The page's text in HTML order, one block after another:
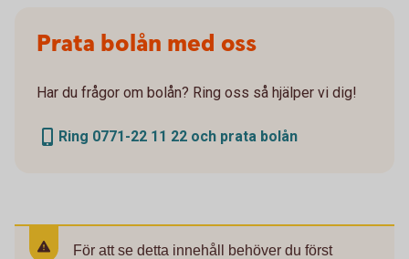
Prata bolån med oss
Har du frågor om bolån? Ring oss så hjälper vi dig!
Ring 0771-22 11 22 och prata bolån
För att se detta innehåll behöver du först